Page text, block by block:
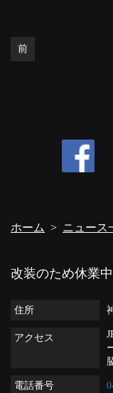
前
ホーム ニュース
改装のため休業
住所
アクセス
電話番号